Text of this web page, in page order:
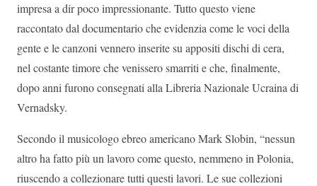
impresa a dir poco impressionante. Tutto questo viene
raccontato dal documentario che evidenzia come le voci della
gente e le canzoni vennero inserite su appositi dischi di cera,
nel costante timore che venissero smarriti e che, finalmente,
dopo anni furono consegnati alla Libreria Nazionale Ucraina di
Vernadsky.
Secondo il musicologo ebreo americano Mark Slobin, “nessun
altro ha fatto più un lavoro come questo, nemmeno in Polonia,
riuscendo a collezionare tutti questi lavori. Le sue collezioni